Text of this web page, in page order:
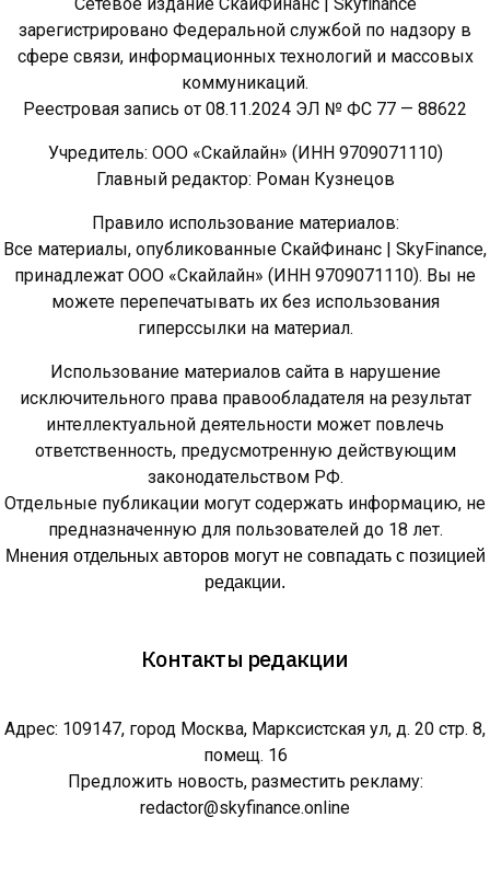
зарегистрировано Федеральной службой по надзору в
сфере связи, информационных технологий и массовых
коммуникаций.
Реестровая запись от 08.11.2024 ЭЛ № ФС 77 — 88622
Учредитель: ООО «Скайлайн» (ИНН 9709071110)
Главный редактор: Роман Кузнецов
Правило использование материалов:
Все материалы, опубликованные СкайФинанс | SkyFinance,
принадлежат ООО «Скайлайн» (ИНН 9709071110). Вы не
можете перепечатывать их без использования
гиперссылки на материал.
Использование материалов сайта в нарушение
исключительного права правообладателя на результат
интеллектуальной деятельности может повлечь
ответственность, предусмотренную действующим
законодательством РФ.
Отдельные публикации могут содержать информацию, не
предназначенную для пользователей до 18 лет.
Мнения отдельных авторов могут не совпадать с позицией
редакции.
Контакты редакции
Адрес: 109147, город Москва, Марксистская ул, д. 20 стр. 8,
помещ. 16
Предложить новость, разместить рекламу:
redactor@skyfinance.online